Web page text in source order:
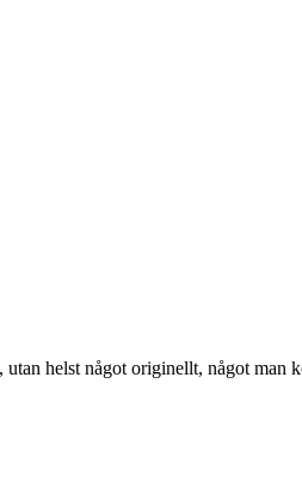
helst något originellt, något man